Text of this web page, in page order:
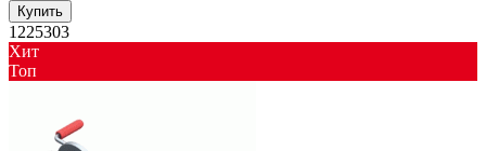
Купить
1225303
Хит
Toп